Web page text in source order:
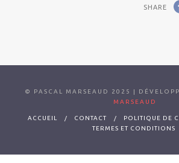
SHARE
© PASCAL MARSEAUD 2025 |
MARSEAUD
ACCUEIL CONTACT
POLITIQUE DE
TERMES ET CONDITIONS